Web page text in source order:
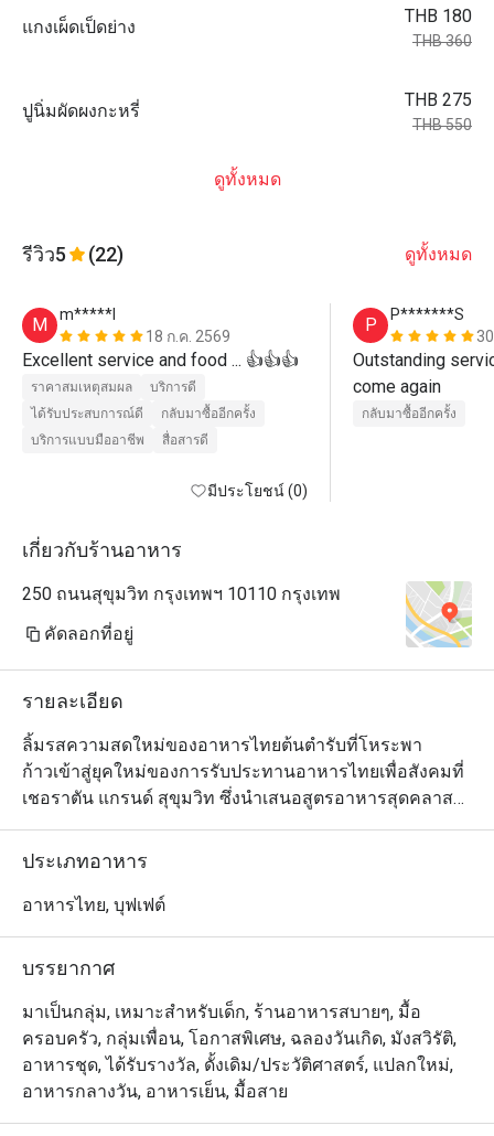
แกงเผ็ดเป็ดย่าง
THB 180
THB 360
ปูนิ่มผัดผงกะหรี่
THB 275
THB 550
ดูทั้งหมด
รีวิว5 (22) ดูทั้งหมด
M
m*****l
18 ก.ค. 2569
Excellent service and food ... 👍👍👍
ราคาสมเหตุสมผล
บริการดี
ได้รับประสบการณ์ดี
กลับมาซื้ออีกครั้ง
บริการแบบมืออาชีพ
สื่อสารดี
มีประโยชน์ (0)
P
P*******S
Outstanding
come again
กลับมาซื้ออีกครั้ง
เกี่ยวกับร้านอาหาร
250 ถนนสุขุมวิท กรุงเทพฯ 10110 กรุงเทพ
คัดลอกที่อยู่
รายละเอียด
ลิ้มรสความสดใหม่ของอาหารไทยต้นตำรับที่โหระพา
ก้าวเข้าสู่ยุคใหม่ของการรับประทานอาหารไทยเพื่อสังคมที่
เชอราตัน แกรนด์ สุขุมวิท ซึ่งนำเสนอสูตรอาหารสุดคลาส
สิกใน
มีสไตล์ร่วมสมัยใจกลางกรุงเทพฯ
ในท้องถิ่นและยั่งยืน และนำเสนอใน
ไป
ความประทับใจ.
ประเภทอาหาร
อาหารไทย, บุฟเฟต์
บรรยากาศ
มาเป็นกลุ่ม, เหมาะสำหรับเด็ก, ร้านอาหารสบายๆ, มื้อ
ครอบครัว, กลุ่มเพื่อน, โอกาสพิเศษ, ฉลองวันเกิด, มังสวิรัติ,
อาหารชุด, ได้รับรางวัล, ดั้งเดิม/ประวัติศาสตร์, แปลกใหม่,
อาหารกลางวัน, อาหารเย็น, มื้อสาย